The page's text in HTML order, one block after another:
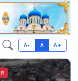
A- A A+